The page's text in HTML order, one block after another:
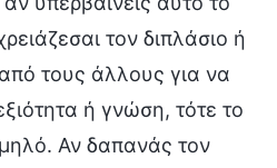
τον διπλάσιο ή
τους άλλους για να
ή γνώση, τότε το
Αν δαπανάς τον